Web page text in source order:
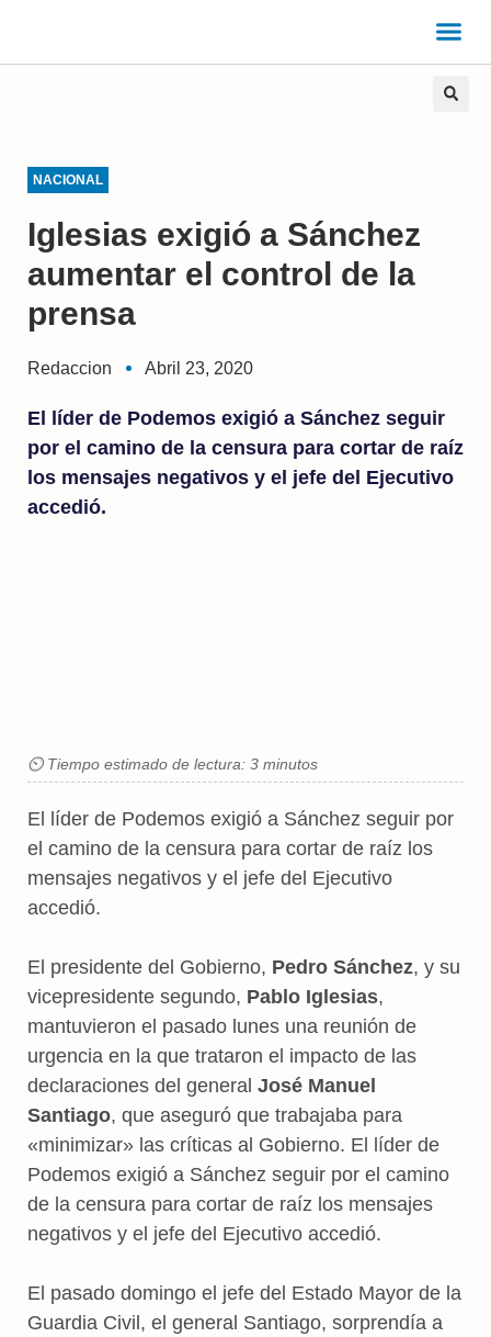
NACIONAL
Iglesias exigió a Sánchez
aumentar el control de la
prensa
Redaccion Abril 23, 2020
El líder de Podemos exigió a Sánchez seguir
por el camino de la censura para cortar de raíz
los mensajes negativos y el jefe del Ejecutivo
accedió.
⏲ Tiempo estimado de lectura: 3 minutos
El líder de Podemos exigió a Sánchez seguir por
el camino de la censura para cortar de raíz los
mensajes negativos y el jefe del Ejecutivo
accedió.
El presidente del Gobierno, Pedro Sánchez, y su
vicepresidente segundo, Pablo Iglesias,
mantuvieron el pasado lunes una reunión de
urgencia en la que trataron el impacto de las
declaraciones del general José Manuel
Santiago, que aseguró que trabajaba para
«minimizar» las críticas al Gobierno. El líder de
Podemos exigió a Sánchez seguir por el camino
de la censura para cortar de raíz los mensajes
negativos y el jefe del Ejecutivo accedió.
El pasado domingo el jefe del Estado Mayor de la
Guardia Civil, el general Santiago, sorprendía a